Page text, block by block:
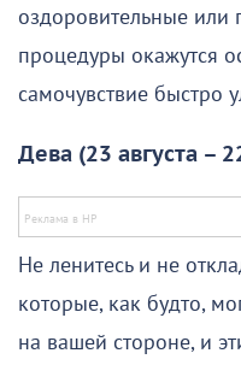
оздоровительные или
процедуры окажутся
самочувствие быстро
Дева (23 августа –
Не ленитесь и не
которые, как будто,
на вашей стороне, и